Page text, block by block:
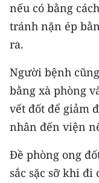
TIN ĐỊA PHƯƠNG
Trung du và
Đồng bằng sông
Bắc Trung Bộ
Duyên hải Nam
Đông Nam Bộ
nếu có bằng
tránh nặn ép
ra.
Người bệnh
bằng xà phòng
vết đốt để giảm
nhân đến viện
Đề phòng ong
sắc sặc sỡ khi